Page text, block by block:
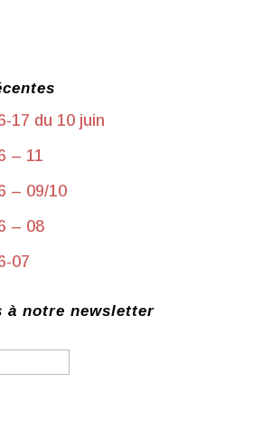
17 du 10 juin
– 11
– 09/10
– 08
07
à notre newsletter